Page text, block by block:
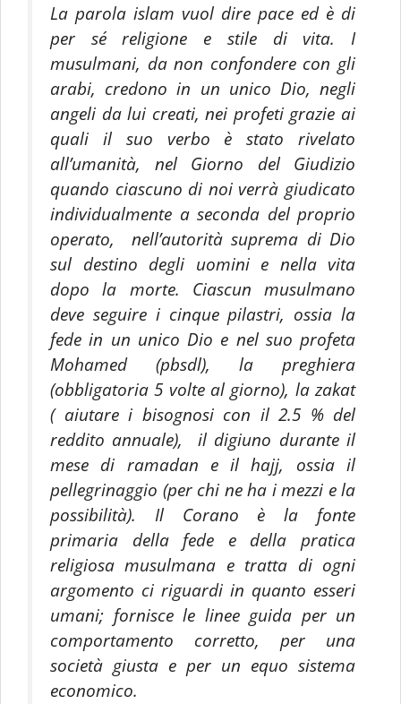
La parola islam vuol dire pace ed è di
per sé religione e stile di vita. I
musulmani, da non confondere con gli
arabi, credono in un unico Dio, negli
angeli da lui creati, nei profeti grazie ai
quali il suo verbo è stato rivelato
all’umanità, nel Giorno del Giudizio
quando ciascuno di noi verrà giudicato
individualmente a seconda del proprio
operato, nell’autorità suprema di Dio
sul destino degli uomini e nella vita
dopo la morte. Ciascun musulmano
deve seguire i cinque pilastri, ossia la
fede in un unico Dio e nel suo profeta
Mohamed (pbsdl), la preghiera
(obbligatoria 5 volte al giorno), la zakat
( aiutare i bisognosi con il 2.5 % del
reddito annuale), il digiuno durante il
mese di ramadan e il hajj, ossia il
pellegrinaggio (per chi ne ha i mezzi e la
possibilità). Il Corano è la fonte
primaria della fede e della pratica
religiosa musulmana e tratta di ogni
argomento ci riguardi in quanto esseri
umani; fornisce le linee guida per un
comportamento corretto, per una
società giusta e per un equo sistema
economico.